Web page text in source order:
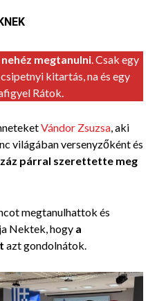
megtanulni. Csak egy
kitartás, na és egy
Rátok.
Vándor Zsuzsa, aki
világában versenyzőként és
párral szerettette meg
megtanulhattok és
Nektek, hogy a
azt gondolnátok.